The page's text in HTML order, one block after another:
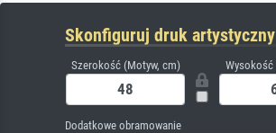
Skonfiguruj druk artystyczny
Szerokość (Motyw, cm) Wysokość
Dodatkowe obramowanie